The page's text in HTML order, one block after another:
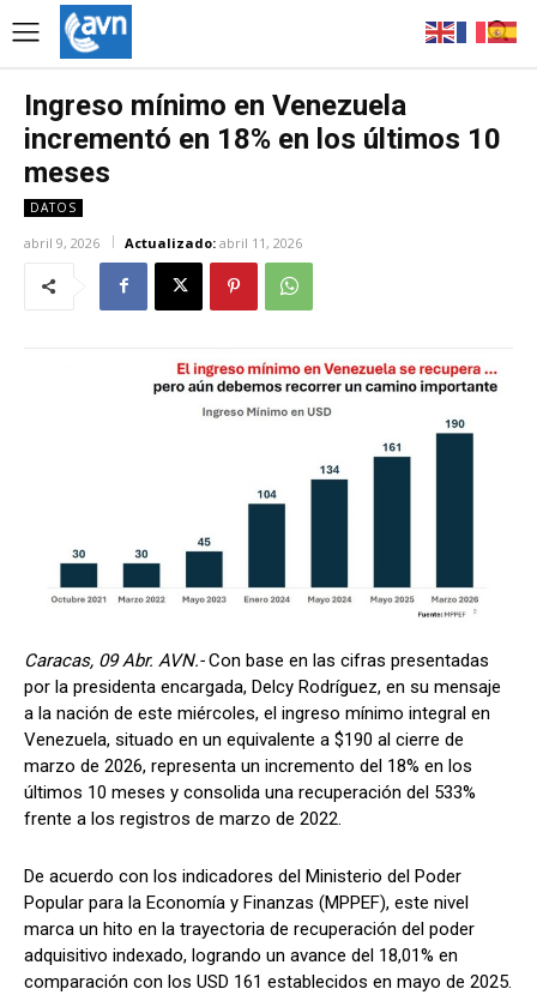
Ingreso mínimo en Venezuela
incrementó en 18% en los últimos 10
meses
DATOS
abril 9, 2026 Actualizado: abril 11, 2026
Caracas, 09 Abr. AVN.-Con base en las cifras presentadas
por la presidenta encargada, Delcy Rodríguez, en su mensaje
a la nación de este miércoles, el ingreso mínimo integral en
Venezuela, situado en un equivalente a $190 al cierre de
marzo de 2026, representa un incremento del 18% en los
últimos 10 meses y consolida una recuperación del 533%
frente a los registros de marzo de 2022.
De acuerdo con los indicadores del Ministerio del Poder
Popular para la Economía y Finanzas (MPPEF), este nivel
marca un hito en la trayectoria de recuperación del poder
adquisitivo indexado, logrando un avance del 18,01% en
comparación con los USD 161 establecidos en mayo de 2025.